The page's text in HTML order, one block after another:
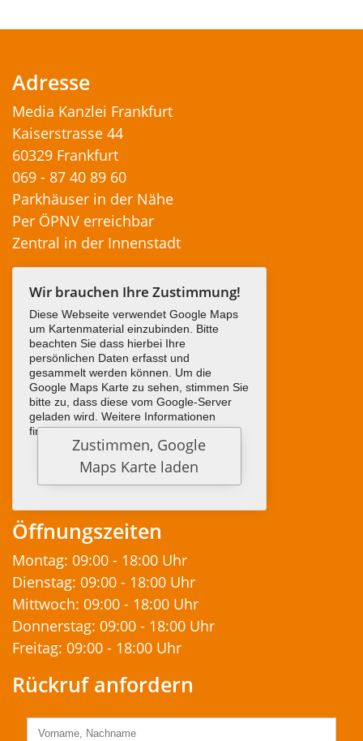
Adresse
Media Kanzlei Frankfurt
Kaiserstrasse 44
60329 Frankfurt
069 - 87 40 89 60
Parkhäuser in der Nähe
Per ÖPNV erreichbar
Zentral in der Innenstadt
Wir brauchen Ihre Zustimmung!
Diese Webseite verwendet Google Maps
um Kartenmaterial einzubinden. Bitte
beachten Sie dass hierbei Ihre
persönlichen Daten erfasst und
gesammelt werden können. Um die
Google Maps Karte zu sehen, stimmen Sie
bitte zu, dass diese vom Google-Server
geladen wird. Weitere Informationen
finden sieHIER
Öffnungszeiten
Montag: 09:00 - 18:00 Uhr
Dienstag: 09:00 - 18:00 Uhr
Mittwoch: 09:00 - 18:00 Uhr
Donnerstag: 09:00 - 18:00 Uhr
Freitag: 09:00 - 18:00 Uhr
Rückruf anfordern